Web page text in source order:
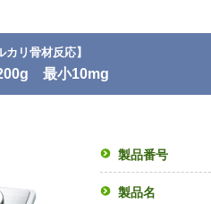
リ骨材反応】
最小10mg
製品番号
製品名